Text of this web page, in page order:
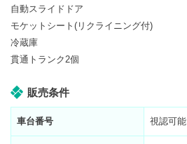
自動スライドドア
モケットシート(リクライニング付)
冷蔵庫
貫通トランク2個
販売条件
車台番号 視認可能